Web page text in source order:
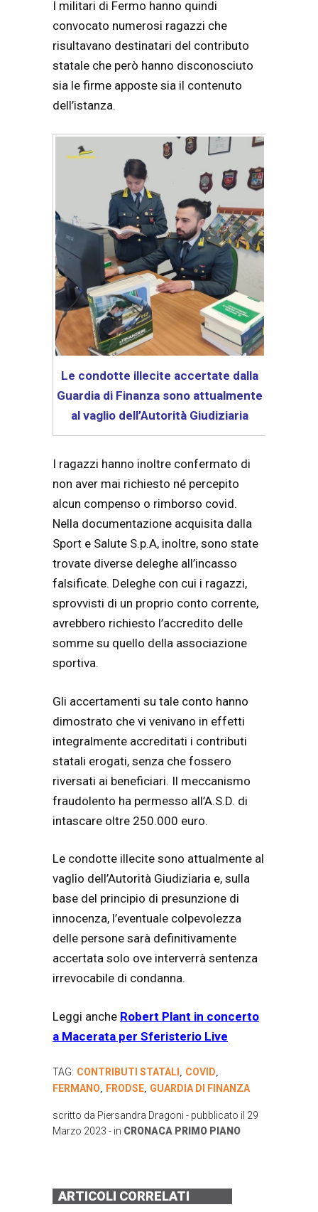
I militari di Fermo hanno quindi
convocato numerosi ragazzi che
risultavano destinatari del contributo
statale che però hanno disconosciuto
sia le firme apposte sia il contenuto
dell’istanza.
Le condotte illecite accertate dalla
Guardia di Finanza sono attualmente
al vaglio dell’Autorità Giudiziaria
I ragazzi hanno inoltre confermato di
non aver mai richiesto né percepito
alcun compenso o rimborso covid.
Nella documentazione acquisita dalla
Sport e Salute S.p.A, inoltre, sono state
trovate diverse deleghe all’incasso
falsificate. Deleghe con cui i ragazzi,
sprovvisti di un proprio conto corrente,
avrebbero richiesto l’accredito delle
somme su quello della associazione
sportiva.
Gli accertamenti su tale conto hanno
dimostrato che vi venivano in effetti
integralmente accreditati i contributi
statali erogati, senza che fossero
riversati ai beneficiari. Il meccanismo
fraudolento ha permesso all’A.S.D. di
intascare oltre 250.000 euro.
Le condotte illecite sono attualmente al
vaglio dell’Autorità Giudiziaria e, sulla
base del principio di presunzione di
innocenza, l’eventuale colpevolezza
delle persone sarà definitivamente
accertata solo ove interverrà sentenza
irrevocabile di condanna.
Leggi anche Robert Plant in concerto
a Macerata per Sferisterio Live
TAG: CONTRIBUTI STATALI , COVID,
FERMANO, FRODSE, GUARDIA DI FINANZA
scritto da Piersandra Dragoni - pubblicato il 29
Marzo 2023 - in CRONACA PRIMO PIANO
ARTICOLI CORRELATI